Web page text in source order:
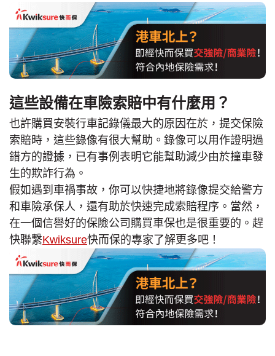
這些設備在車險索賠中有什麼用？
也許購買安裝行車記錄儀最大的原因在於，提交保險
索賠時，這些錄像有很大幫助。錄像可以用作證明過
錯方的證據，已有事例表明它能幫助減少由於撞車發
生的欺詐行為。
假如遇到車禍事故，你可以快捷地將錄像提交給警方
和車險承保人，還有助於快速完成索賠程序。當然，
在一個信譽好的保險公司購買車保也是很重要的。趕
快聯繫Kwiksure快而保的專家了解更多吧！